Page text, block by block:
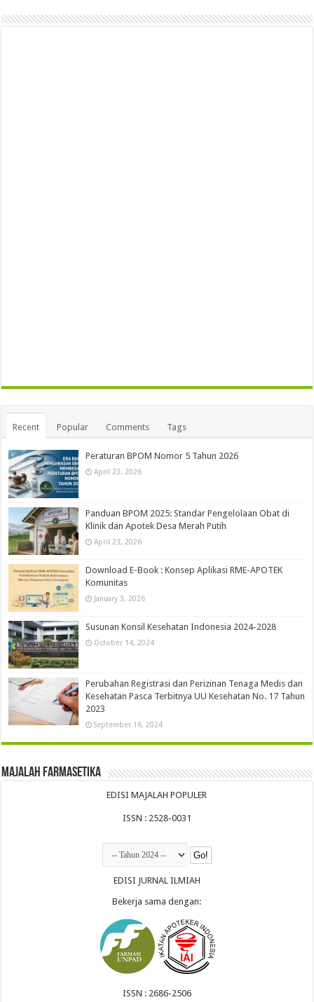
Recent Popular Comments Tags
Peraturan BPOM Nomor 5 Tahun 2026
April 23, 2026
Panduan BPOM 2025: Standar Pengelolaan Obat di
Klinik dan Apotek Desa Merah Putih
April 23, 2026
Download E-Book : Konsep Aplikasi RME-APOTEK
Komunitas
January 3, 2026
Susunan Konsil Kesehatan Indonesia 2024-2028
October 14, 2024
Perubahan Registrasi dan Perizinan Tenaga Medis dan
Kesehatan Pasca Terbitnya UU Kesehatan No. 17 Tahun
2023
September 16, 2024
Majalah Farmasetika
EDISI MAJALAH POPULER
ISSN : 2528-0031
EDISI JURNAL ILMIAH
Bekerja sama dengan:
ISSN : 2686-2506